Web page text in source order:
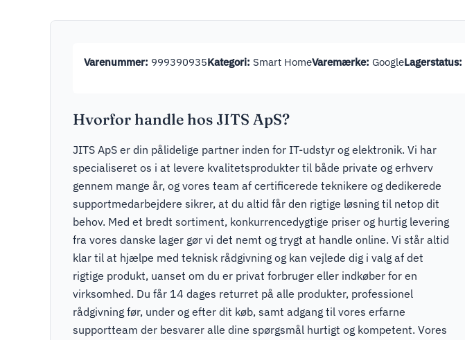
Varenummer: 999390935Kategori: Smart HomeVaremærke: GoogleLagerstatus:
Hvorfor handle hos JITS ApS?
JITS ApS er din pålidelige partner inden for IT-udstyr og elektronik. Vi har
specialiseret os i at levere kvalitetsprodukter til både private og erhverv
gennem mange år, og vores team af certificerede teknikere og dedikerede
supportmedarbejdere sikrer, at du altid får den rigtige løsning til netop dit
behov. Med et bredt sortiment, konkurrencedygtige priser og hurtig levering
fra vores danske lager gør vi det nemt og trygt at handle online. Vi står altid
klar til at hjælpe med teknisk rådgivning og kan vejlede dig i valg af det
rigtige produkt, uanset om du er privat forbruger eller indkøber for en
virksomhed. Du får 14 dages returret på alle produkter, professionel
rådgivning før, under og efter dit køb, samt adgang til vores erfarne
supportteam der besvarer alle dine spørgsmål hurtigt og kompetent. Vores